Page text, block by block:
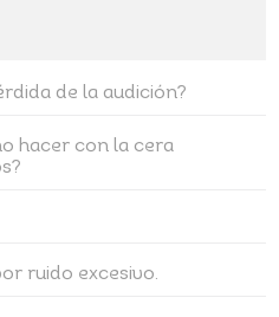
de la audición?
hacer con la cera
ruido excesivo.